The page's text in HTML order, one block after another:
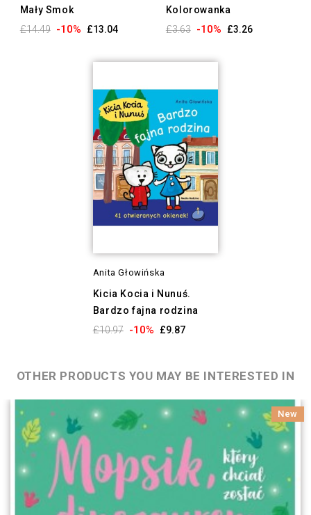
Mały Smok
£14.49 -10% £13.04
Kolorowanka
£3.63 -10% £3.26
Anita Głowińska
Kicia Kocia i Nunuś.
Bardzo fajna rodzina
£10.97 -10% £9.87
OTHER PRODUCTS YOU MAY BE INTERESTED IN
New